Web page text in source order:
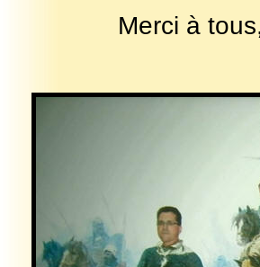
Merci à tous, et